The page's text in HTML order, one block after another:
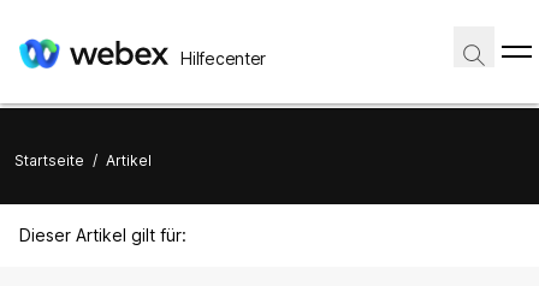
Hilfecenter
Startseite / Artikel
Dieser Artikel gilt für: